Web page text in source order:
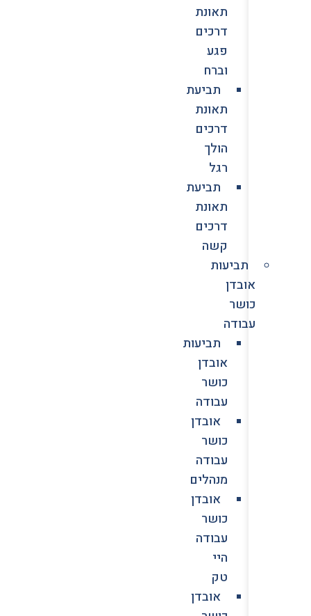
תאונת
דרכים
פגע
וברח
תביעת
תאונת
דרכים
הולך
רגל
תביעת
תאונת
דרכים
קשה
תביעות
אובדן
כושר
עבודה
תביעות
אובדן
כושר
עבודה
אובדן
כושר
עבודה
מנהלים
אובדן
כושר
עבודה
היי
טק
אובדן